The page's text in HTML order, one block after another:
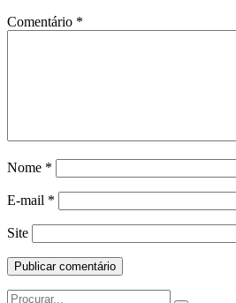
Comentário *
Nome *
E-mail *
Site
Search